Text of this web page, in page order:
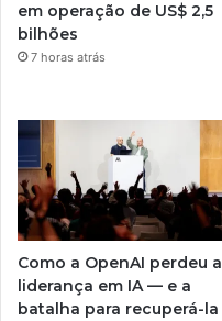
em operação de US$ 2,5
bilhões
7 horas atrás
Como a OpenAI perdeu a
liderança em IA — e a
batalha para recuperá-la